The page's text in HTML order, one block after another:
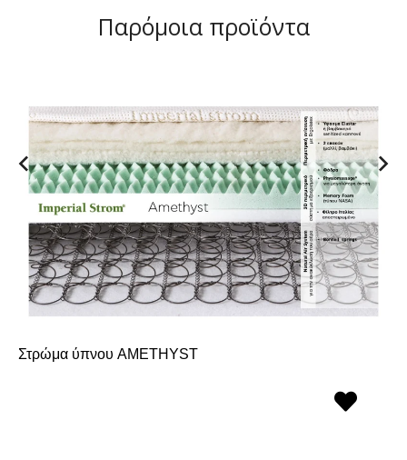
Παρόμοια προϊόντα
Στρώμα ύπνου AMETHYST